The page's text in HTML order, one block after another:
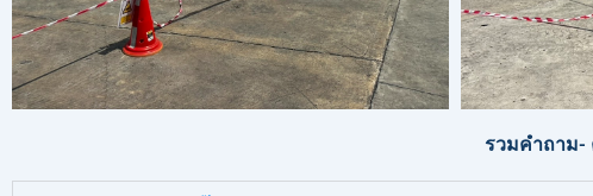
รวมคำถาม-